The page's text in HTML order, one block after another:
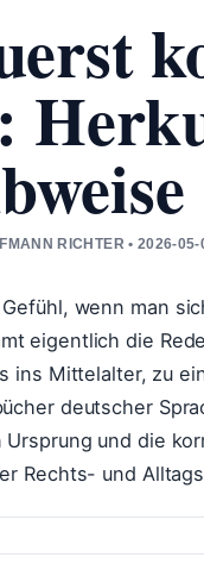
RICHTER • 2026-
wenn man
eigentlich die
ins Mittelalter, zu
deutscher
und die
Rechts- und